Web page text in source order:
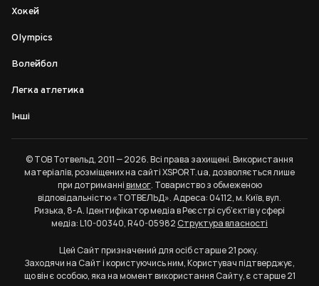
Хокей
Olympics
Волейбол
Легка атлетика
Інші
© ТОВ Тотвельд, 2011 — 2026. Всі права захищені. Використання
матеріалів, розміщених на сайті XSPORT.ua, дозволяється лише
при дотриманнівимог. Товариство з обмеженою
відповідальністю «ТОТВЕЛЬД». Адреса: 04112, м. Київ, вул.
Ризька, 8-А. Ідентифікатор медіа в Реєстрі суб’єктів у сфері
медіа: L10-00340, R40-05982Структура власності
Цей Сайт призначений для осіб старше 21 року.
Заходячи на Сайт і користуючись ним, Користувач підтверджує,
що він є особою, яка на момент використання Сайту, є старше 21